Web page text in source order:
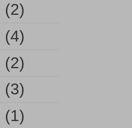
(2)
(4)
(2)
(3)
(1)